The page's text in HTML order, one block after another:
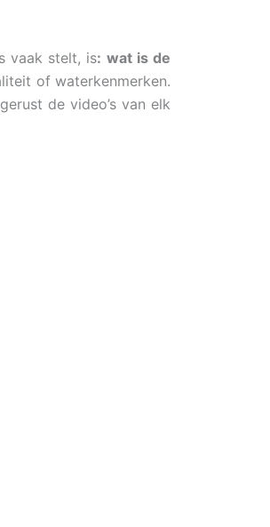
vaak stelt, is: wat is de
of waterkenmerken.
de video’s van elk